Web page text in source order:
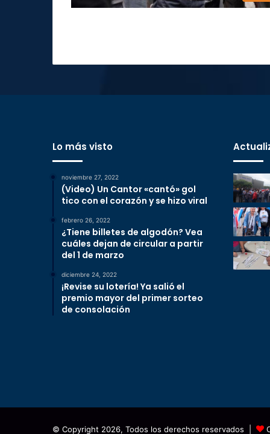
Lo más visto
noviembre 27, 2022
(Video) Un Cantor «cantó» gol
tico con el corazón y se hizo viral
febrero 26, 2022
¿Tiene billetes de algodón? Vea
cuáles dejan de circular a partir
del 1 de marzo
diciembre 24, 2022
¡Revise su lotería! Ya salió el
premio mayor del primer sorteo
de consolación
© Copyright 2026, Todos los derechos reservados |